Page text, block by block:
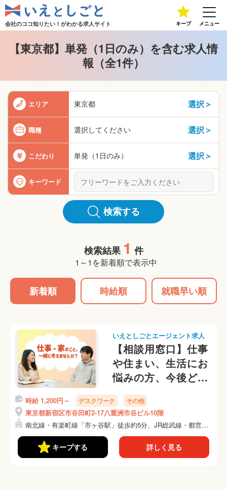
会社のココ知りたい！がわかる求人サイト キープ メニュー
【東京都】単発（1日のみ）を含む求人情
報（全1件）
エリア 東京都 選択＞
職種 選択してください 選択＞
こだわり 単発（1日のみ） 選択＞
キーワード
検索する
検索結果 1 件
1～1を新着順で表示中
新着順 時給順 就職早い順
いえとしごとエージェント求人
【相談用窓口】仕事
や住まい、生活にお
悩みの方、今後どう
したら良いか一緒に
考えませんか？
時給 1,200円～ デスクワーク その他
東京都新宿区市谷田町2-17八重洲市谷ビル10階
南北線・有楽町線「市ヶ谷駅」徒歩約5分、JR総武線・都営新
宿...
キープする 詳しく見る